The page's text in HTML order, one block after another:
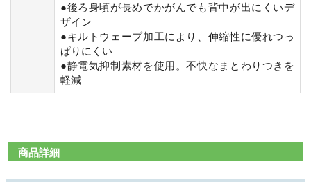
●後ろ身頃が長めでかがんでも背中が出にくいデ
ザイン
●キルトウェーブ加工により、伸縮性に優れつっ
ぱりにくい
●静電気抑制素材を使用。不快なまとわりつきを
軽減
商品詳細